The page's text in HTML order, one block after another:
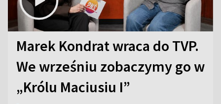
Marek Kondrat wraca do TVP.
We wrześniu zobaczymy go w
„Królu Maciusiu I”